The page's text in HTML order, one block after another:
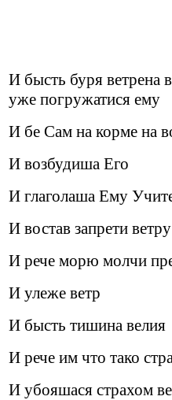
И бысть буря ветрена
уже погружатися ему
И бе Сам на корме на
И возбудиша Его
И глаголаша Ему
И востав запрети ветру
И рече морю молчи
И улеже ветр
И бысть тишина велия
И рече им что тако
И убояшася страхом